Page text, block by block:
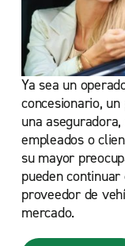
Ya sea un
concesionario,
una
empleados o
su mayor
pueden
proveedor de
mercado.